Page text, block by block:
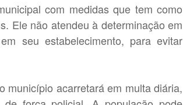
com medidas que tem como
Ele não atendeu à determinação em
seu estabelecimento, para evitar
município acarretará em multa diária,